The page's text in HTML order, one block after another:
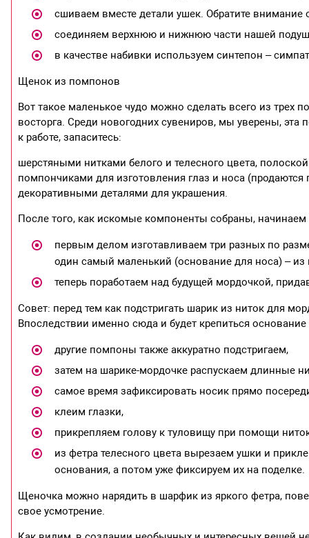
сшиваем вместе детали ушек. Обратите
соединяем верхнюю и нижнюю части нашей
в качестве набивки используем синтепон –
Щенок из помпонов
Вот такое маленькое чудо можно сделать всего из
восторга. Среди новогодних сувениров, мы уверены,
к работе, запаситесь:
шерстяными нитками белого и телесного цвета,
помпончиками для изготовления глаз и носа
декоративными деталями для украшения.
После того, как искомые компоненты собраны,
первым делом изготавливаем три разных по
один самый маленький (основание для носа) – из
теперь поработаем над будущей мордочкой,
Совет: перед тем как подстригать шарик из ниток для
Впоследствии именно сюда и будет крепиться
другие помпоны также аккуратно подстригаем,
затем на шарике-мордочке распускаем длинные
самое время зафиксировать носик прямо
клеим глазки,
прикрепляем голову к туловищу при помощи
из фетра телесного цвета вырезаем ушки и
основания, а потом уже фиксируем их на поделке.
Щеночка можно нарядить в шарфик из яркого фетра,
свое усмотрение.